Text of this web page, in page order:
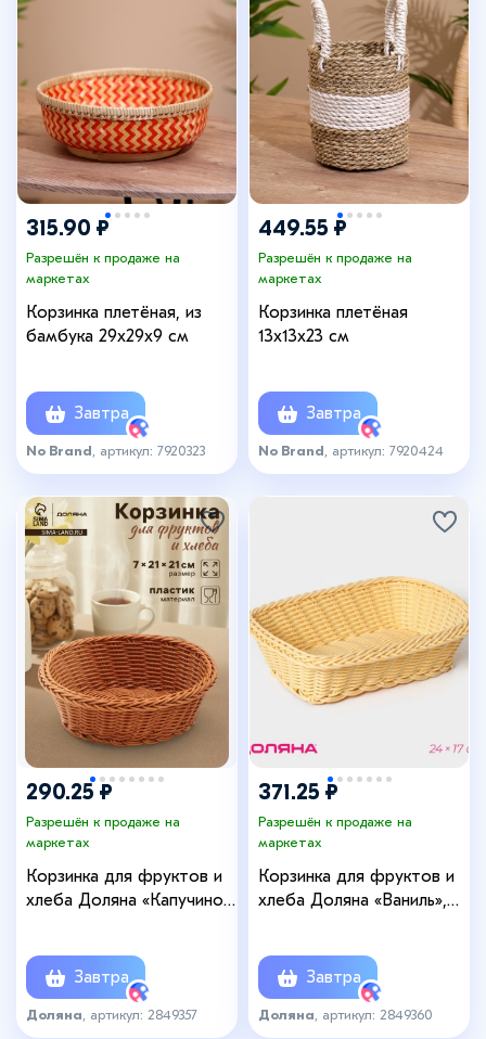
315.90 ₽
Разрешён к продаже на
маркетах
Корзинка плетёная, из
бамбука 29х29х9 см
Завтра
No Brand , артикул: 7920323
449.55 ₽
Разрешён к продаже на
маркетах
Корзинка плетёная
13х13х23 см
Завтра
No Brand , артикул: 7920424
290.25 ₽
Разрешён к продаже на
маркетах
Корзинка для фруктов и
хлеба Доляна «Капучино»,
Завтра
Доляна , артикул: 2849357
371.25 ₽
Разрешён к продаже на
маркетах
Корзинка для фруктов и
хлеба Доляна «Ваниль»,
Завтра
Доляна , артикул: 2849360